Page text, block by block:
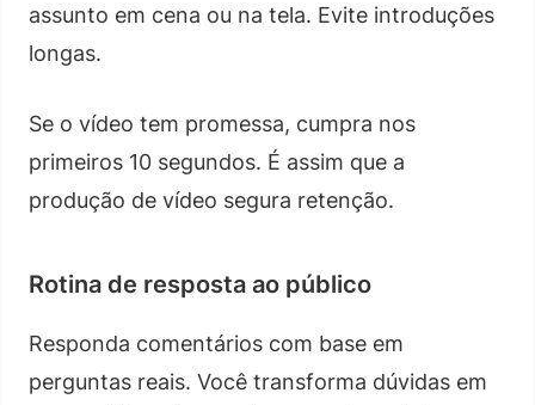
assunto em cena ou na tela. Evite introduções
longas.
Se o vídeo tem promessa, cumpra nos
primeiros 10 segundos. É assim que a
produção de vídeo segura retenção.
Rotina de resposta ao público
Responda comentários com base em
perguntas reais. Você transforma dúvidas em